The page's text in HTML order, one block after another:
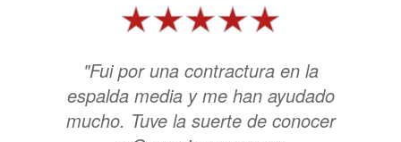
"Fui por una contractura en la
espalda media y me han ayudado
mucho. Tuve la suerte de conocer